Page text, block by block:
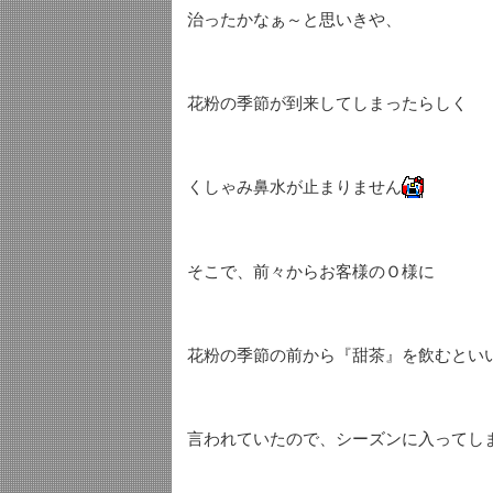
治ったかなぁ～と思いきや、
花粉の季節が到来してしまったらしく
くしゃみ鼻水が止まりません
そこで、前々からお客様のＯ様に
花粉の季節の前から『甜茶』を飲むとい
言われていたので、シーズンに入ってし